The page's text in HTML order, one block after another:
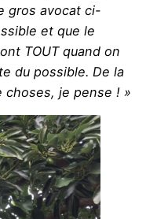
gros avocat ci-
et que le
TOUT quand on
du possible. De la
choses, je pense ! »